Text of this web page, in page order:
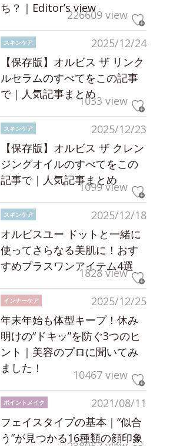
ち？｜Editor’s view226609 view
2025/12/24
スキンケア
【保存版】オルビス ザ リンク
ルセラムのすべてをこの記事
で｜人気記事まとめ1033 view
2025/12/23
スキンケア
【保存版】オルビス ザ クレン
ジングオイルのすべてをこの
記事で｜人気記事まとめ
1099 view
2025/12/18
スキンケア
オルビスユー ドットと一緒に
使ってさらなる美肌に！おす
すめプラスワンアイテム4選
1828 view
2025/12/25
インナーケア
年末年始も体型キープ！休み
明けの“ドキッ”を防ぐ3つのヒ
ント｜美容のプロに聞いてみ
ました！
10467 view
2021/08/11
ポイントメイク
フェイスタイプの基本｜“似合
う”が見つかる16種類の顔印象